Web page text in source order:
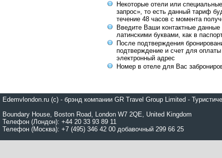
Некоторые отели или
запрос», то есть данный тариф
течение 48 часов с момента
Введите Ваши контактные данные
латинскими буквами, как в
После подтверждения
подтверждение и счет для
электронный адрес
Номер в отеле для Вас
Edemvlondon.ru (c) - брэнд компании GR Travel Group Limited -
Boundary House, Boston Road, London W7 2QE, United Kingdom
Телефон (Лондон): +44 20 33 93 89 11
Телефон (Москва): +7 (495) 346 42 00 добавочный 299 66 25